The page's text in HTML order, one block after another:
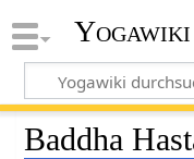
Yogawiki
Baddha